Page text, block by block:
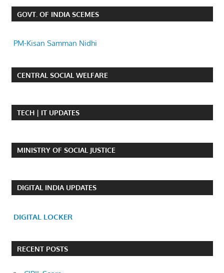
GOVT. OF INDIA SCEMES
PM-Kisan Samman Nidhi
CENTRAL SOCIAL WELFARE
TECH | IT UPDATES
MINISTRY OF SOCIAL JUSTICE
DIGITAL INDIA UPDATES
DIGITAL LOCKER
RECENT POSTS